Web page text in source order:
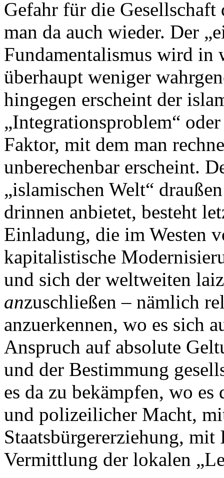
Gefahr für die
man da auch wieder. Der
Fundamentalismus wird in
überhaupt weniger
hingegen erscheint der
„Integrationsproblem“
Faktor, mit dem man
unberechenbar erscheint.
„islamischen Welt“
drinnen anbietet, besteht
Einladung, die im Westen
kapitalistische
und sich der weltweiten
anzuschließen – nämlich
anzuerkennen, wo es sich
Anspruch auf absolute
und der Bestimmung
es da zu bekämpfen, wo
und polizeilicher Macht,
Staatsbürgererziehung,
Vermittlung der lokalen